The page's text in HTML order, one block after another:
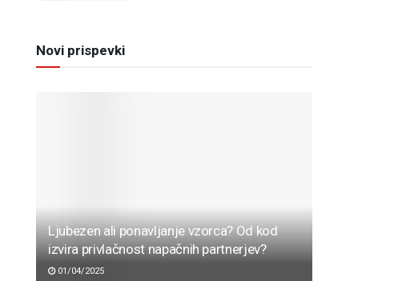
Novi prispevki
Ljubezen ali ponavljanje vzorca? Od kod
izvira privlačnost napačnih partnerjev?
01/04/2025